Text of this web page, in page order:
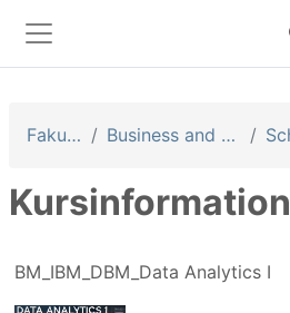
Website-Übersicht
Fakultäten Business and Management
Kursinformation
BM_IBM_DBM_Data Analytics I